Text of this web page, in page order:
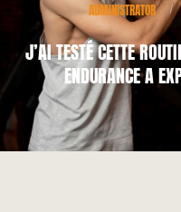
ADMINISTRATOR /
J’AI TESTÉ CETTE
ENDURANCE A